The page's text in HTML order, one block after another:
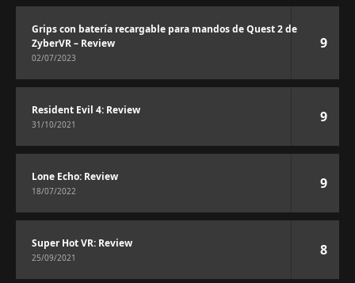
Grips con batería recargable para mandos de Quest 2 de
ZyberVR – Review
02/07/2023
9
Resident Evil 4: Review
31/10/2021 9
Lone Echo: Review
18/07/2022 9
Super Hot VR: Review
25/09/2021 8